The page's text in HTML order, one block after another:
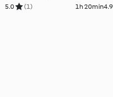
5.0 (1) 1h 20min4.9